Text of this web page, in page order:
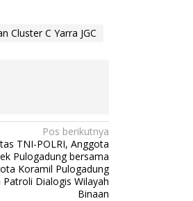
Cluster C Yarra JGC
Pos berikutnya
TNI-POLRI, Anggota
Pulogadung bersama
Koramil Pulogadung
Patroli Dialogis Wilayah
Binaan